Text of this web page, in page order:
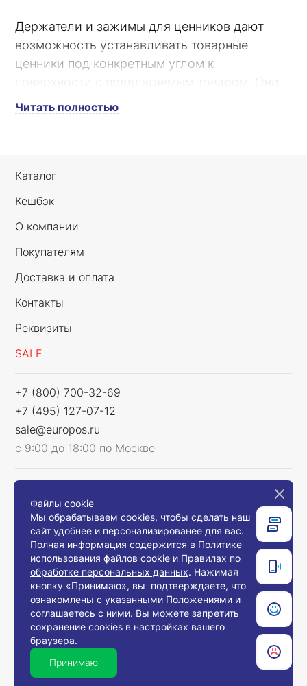
Держатели и зажимы для ценников дают
возможность устанавливать товарные
ценники под конкретным углом к
поверхности с предлагаемым товаром. Они
обеспечивают ценникам надежную защиту от
Читать полностью
Каталог
Кешбэк
О компании
Покупателям
Доставка и оплата
Контакты
Реквизиты
SALE
+7 (800) 700-32-69
+7 (495) 127-07-12
sale@europos.ru
с 9:00 до 18:00 по Москве
Связаться с нами
© 2008-2026, Компания «Европос Групп». Все
права защищены.
Все товары предназначены для продажи
юридическим лицам и индивидуальным
предпринимателям с целью использования в
хозяйственной деятельности.
Файлы cookie
Мы обрабатываем cookies, чтобы сделать наш
сайт удобнее и персонализированее для вас.
Полная информация содержится в Политике
использования файлов cookie и Правилах по
обработке персональных данных. Нажимая
кнопку «Принимаю», вы подтверждаете, что
ознакомлены с указанными Положениями и
соглашаетесь с ними. Вы можете запретить
сохранение cookies в настройках вашего
браузера.
Принимаю